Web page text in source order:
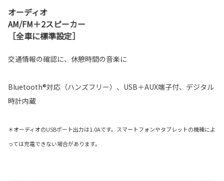
オーディオ
AM/FM＋2スピーカー
［全車に標準設定］
交通情報の確認に、休憩時間の音楽に
Bluetooth®対応（ハンズフリー）、USB＋AUX端子付、デジタル
時計内蔵
＊オーディオのUSBポート出力は1.0Aです。スマートフォンやタブレットの機種によ
っては充電できない場合があります。